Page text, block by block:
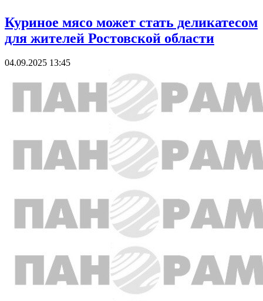
Куриное мясо может стать деликатесом
для жителей Ростовской области
04.09.2025 13:45